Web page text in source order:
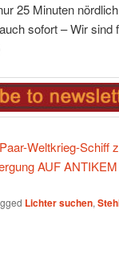
25 Minuten
sofort – Wir
Weltkrieg-Schiff
AUF
Lichter suchen,